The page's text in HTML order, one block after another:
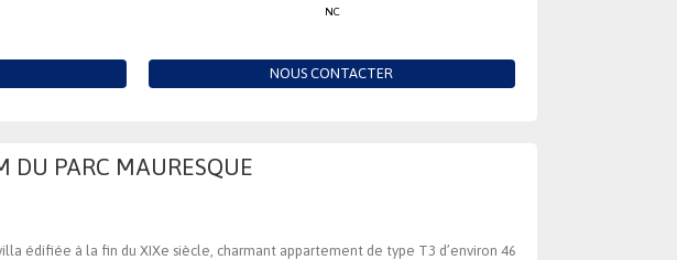
NC
NOUS CONTACTER
DU PARC MAURESQUE
édifiée à la fin du XIXe siècle, charmant appartement de type T3 d’environ 46